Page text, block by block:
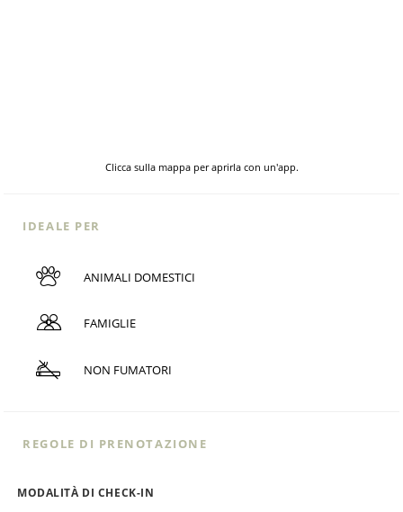
Clicca sulla mappa per aprirla con un'app.
IDEALE PER
ANIMALI DOMESTICI
FAMIGLIE
NON FUMATORI
REGOLE DI PRENOTAZIONE
MODALITÀ DI CHECK-IN